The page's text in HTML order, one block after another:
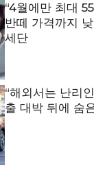
“4월에만 최대
반떼 가격까지
세단
“해외서는 난리
출 대박 뒤에 숨